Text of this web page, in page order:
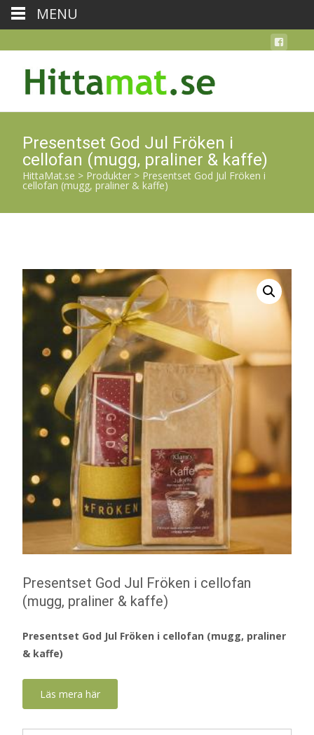
Presentset God Jul Fröken i
cellofan (mugg, praliner & kaffe)
HittaMat.se > Produkter > Presentset God Jul Fröken i
cellofan (mugg, praliner & kaffe)
Presentset God Jul Fröken i cellofan
(mugg, praliner & kaffe)
Presentset God Jul Fröken i cellofan (mugg, praliner
& kaffe)
Läs mera här
MENU